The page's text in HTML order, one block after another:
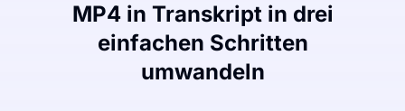
MP4 in Transkript in drei
einfachen Schritten
umwandeln